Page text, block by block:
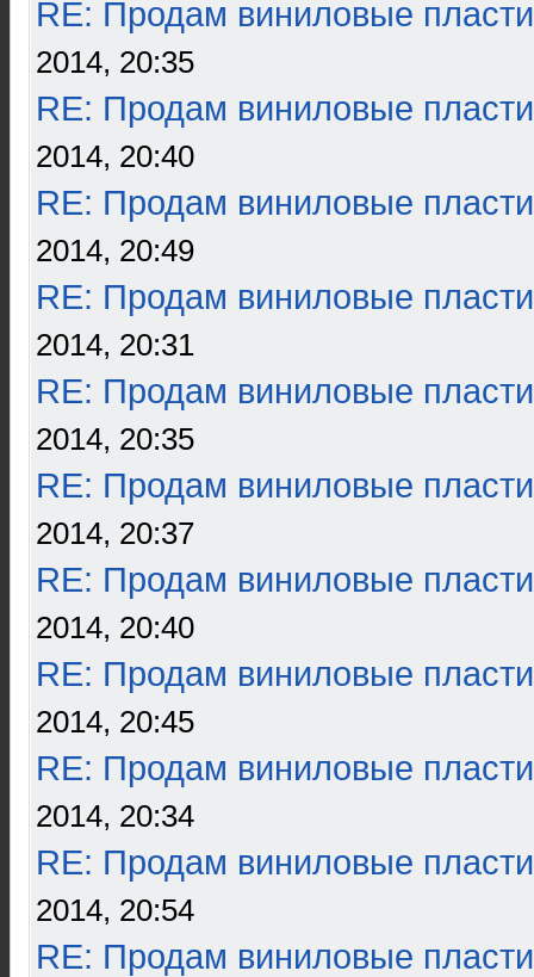
RE: Продам виниловые
2014, 20:35
RE: Продам виниловые
2014, 20:40
RE: Продам виниловые
2014, 20:49
RE: Продам виниловые
2014, 20:31
RE: Продам виниловые
2014, 20:35
RE: Продам виниловые
2014, 20:37
RE: Продам виниловые
2014, 20:40
RE: Продам виниловые
2014, 20:45
RE: Продам виниловые
2014, 20:34
RE: Продам виниловые
2014, 20:54
RE: Продам виниловые